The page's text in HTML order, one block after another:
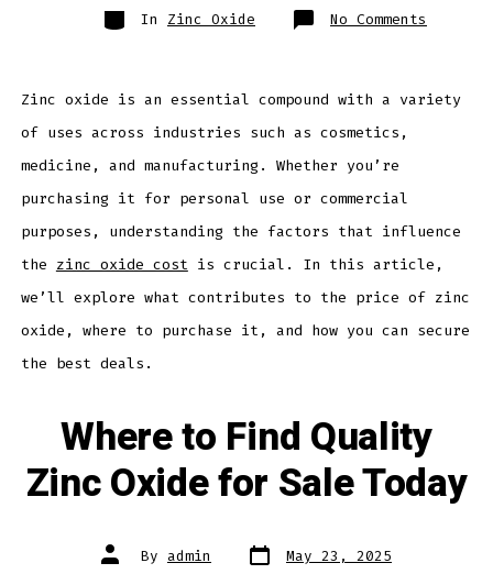
Categories
In Zinc Oxide No Comments
Zinc
Affect
Its
Zinc oxide is an essential compound with a variety
of uses across industries such as cosmetics,
medicine, and manufacturing. Whether you’re
purchasing it for personal use or commercial
purposes, understanding the factors that influence
the zinc oxide cost is crucial. In this article,
we’ll explore what contributes to the price of zinc
oxide, where to purchase it, and how you can secure
the best deals.
Where to Find Quality
Zinc Oxide for Sale Today
Post
author
By admin Post
date
May 23, 2025